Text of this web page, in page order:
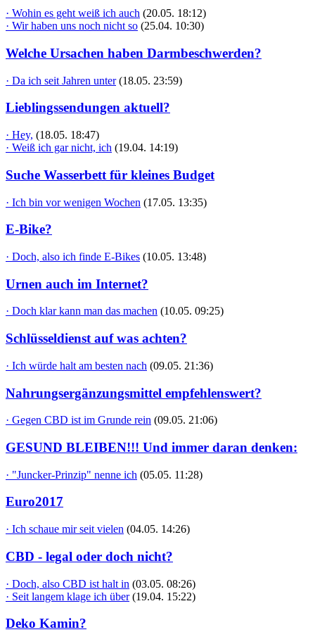
· Wohin es geht weiß ich auch (20.05. 18:12)
· Wir haben uns noch nicht so (25.04. 10:30)
Welche Ursachen haben Darmbeschwerden?
· Da ich seit Jahren unter (18.05. 23:59)
Lieblingssendungen aktuell?
· Hey, (18.05. 18:47)
· Weiß ich gar nicht, ich (19.04. 14:19)
Suche Wasserbett für kleines Budget
· Ich bin vor wenigen Wochen (17.05. 13:35)
E-Bike?
· Doch, also ich finde E-Bikes (10.05. 13:48)
Urnen auch im Internet?
· Doch klar kann man das machen (10.05. 09:25)
Schlüsseldienst auf was achten?
· Ich würde halt am besten nach (09.05. 21:36)
Nahrungsergänzungsmittel empfehlenswert?
· Gegen CBD ist im Grunde rein (09.05. 21:06)
GESUND BLEIBEN!!! Und immer daran denken:
· "Juncker-Prinzip" nenne ich (05.05. 11:28)
Euro2017
· Ich schaue mir seit vielen (04.05. 14:26)
CBD - legal oder doch nicht?
· Doch, also CBD ist halt in (03.05. 08:26)
· Seit langem klage ich über (19.04. 15:22)
Deko Kamin?